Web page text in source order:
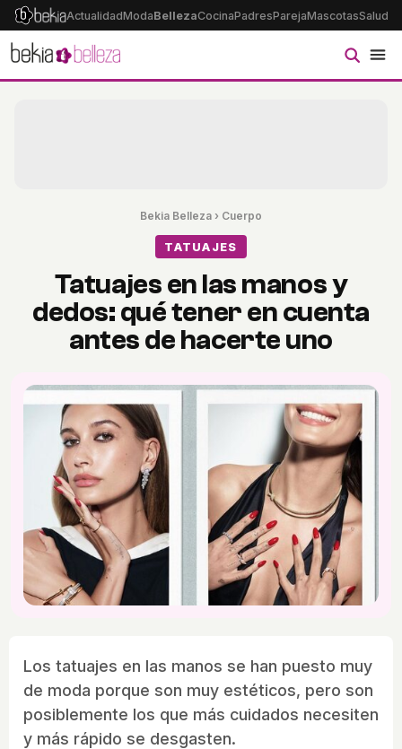
ActualidadModaBellezaCocinaPadresParejaMascotasSalud
Bekia Belleza › Cuerpo
TATUAJES
Tatuajes en las manos y
dedos: qué tener en cuenta
antes de hacerte uno
Los tatuajes en las manos se han puesto muy
de moda porque son muy estéticos, pero son
posiblemente los que más cuidados necesiten
y más rápido se desgasten.